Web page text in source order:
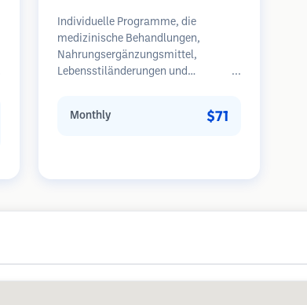
Individuelle Programme, die
medizinische Behandlungen,
Nahrungsergänzungsmittel,
Lebensstiländerungen und
Haarausfalls kombinieren.
Monthly $71